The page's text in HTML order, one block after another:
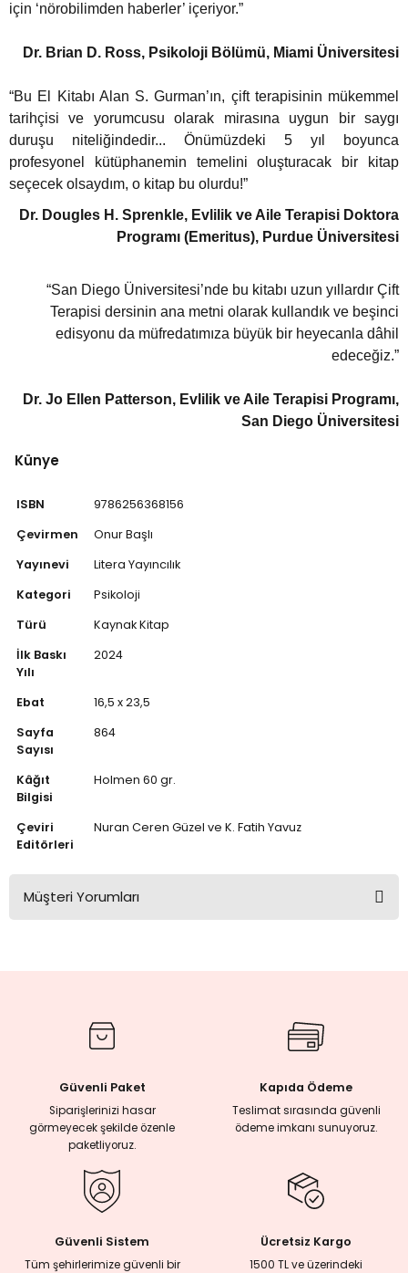
için ‘nörobilimden haberler’ içeriyor.”
Dr. Brian D. Ross, Psikoloji Bölümü, Miami Üniversitesi
“Bu El Kitabı Alan S. Gurman’ın, çift terapisinin mükemmel
tarihçisi ve yorumcusu olarak mirasına uygun bir saygı
duruşu niteliğindedir... Önümüzdeki 5 yıl boyunca
profesyonel kütüphanemin temelini oluşturacak bir kitap
seçecek olsaydım, o kitap bu olurdu!”
Dr. Dougles H. Sprenkle, Evlilik ve Aile Terapisi Doktora
Programı (Emeritus), Purdue Üniversitesi
“San Diego Üniversitesi’nde bu kitabı uzun yıllardır Çift
Terapisi dersinin ana metni olarak kullandık ve beşinci
edisyonu da müfredatımıza büyük bir heyecanla dâhil
edeceğiz.”
Dr. Jo Ellen Patterson, Evlilik ve Aile Terapisi Programı,
San Diego Üniversitesi
Künye
ISBN
9786256368156
Çevirmen
Onur Başlı
Yayınevi
Litera Yayıncılık
Kategori
Psikoloji
Türü
Kaynak Kitap
İlk Baskı
Yılı
2024
Ebat
16,5 x 23,5
Sayfa
Sayısı
864
Kâğıt
Bilgisi
Holmen 60 gr.
Çeviri
Editörleri
Nuran Ceren Güzel ve K. Fatih Yavuz
Müşteri Yorumları
Bu ürüne ilk yorumu siz yapın!
Güvenli Paket
Siparişlerinizi hasar
görmeyecek şekilde özenle
paketliyoruz.
Kapıda Ödeme
Teslimat sırasında güvenli
ödeme imkanı sunuyoruz.
Güvenli Sistem
Tüm şehirlerimize güvenli bir
Ücretsiz Kargo
1500 TL ve üzerindeki